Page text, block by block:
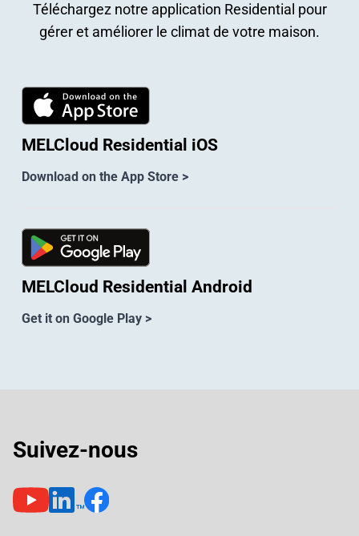
Téléchargez notre application Residential pour
gérer et améliorer le climat de votre maison.
MELCloud Residential iOS
Download on the App Store >
MELCloud Residential Android
Get it on Google Play >
Suivez-nous